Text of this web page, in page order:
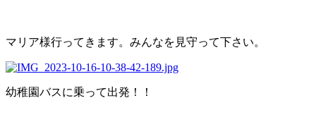
マリア様行ってきます。みんなを見守って下さい。
幼稚園バスに乗って出発！！